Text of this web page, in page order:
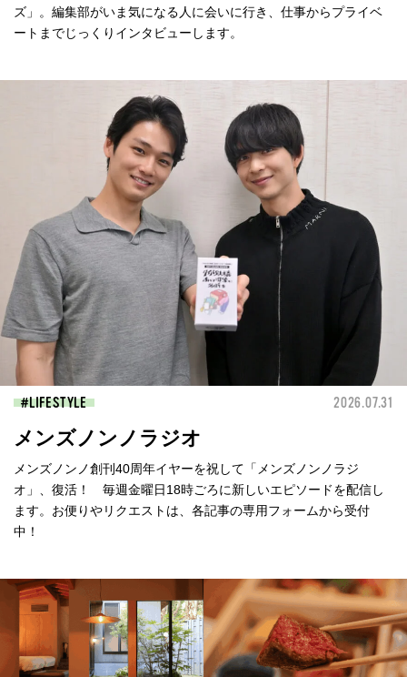
ズ」。編集部がいま気になる人に会いに行き、仕事からプライベ
ートまでじっくりインタビューします。
LIFESTYLE 2026.07.31
メンズノンノラジオ
メンズノンノ創刊40周年イヤーを祝して「メンズノンノラジ
オ」、復活！ 毎週金曜日18時ごろに新しいエピソードを配信し
ます。お便りやリクエストは、各記事の専用フォームから受付
中！